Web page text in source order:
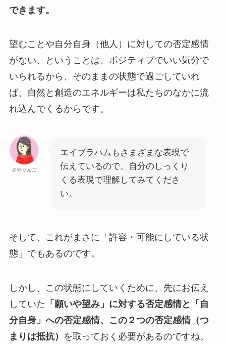
できます。
望むことや自分自身（他人）に対しての否定感情
がない、ということは、ポジティブでいい気分で
いられるから、そのままの状態で過ごしていれ
ば、自然と創造のエネルギーは私たちのなかに流
れ込んでくるからです。
さやりんご
エイブラハムもさまざまな表現で
伝えているので、自分のしっくり
くる表現で理解してみてくださ
い。
そして、これがまさに「許容・可能にしている状
態」でもあるのです。
しかし、この状態にしていくために、先にお伝え
していた 「願いや望み」に対する否定感情と「自
分自身」への否定感情、この２つの否定感情（つ
まりは抵抗）
を取っておく必要があるのですね。